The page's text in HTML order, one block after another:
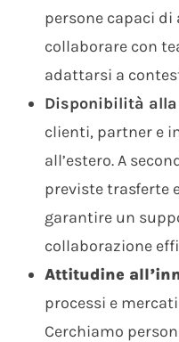
persone capaci
collaborare con
adattarsi a
Disponibilità
clienti, partner e
all’estero. A
previste trasferte
garantire un
collaborazione
Attitudine
processi e
Cerchiamo